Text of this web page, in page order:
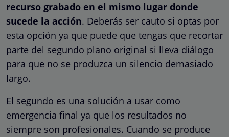
recurso grabado en el mismo lugar donde
sucede la acción. Deberás ser cauto si optas por
esta opción ya que puede que tengas que recortar
parte del segundo plano original si lleva diálogo
para que no se produzca un silencio demasiado
largo.
El segundo es una solución a usar como
emergencia final ya que los resultados no
siempre son profesionales. Cuando se produce